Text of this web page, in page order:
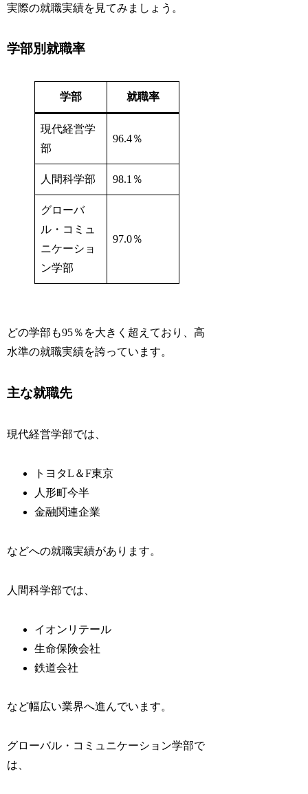
実際の就職実績を見てみましょう。
学部別就職率
学部 就職率
現代経営学
部
96.4％
人間科学部 98.1％
グローバ
ル・コミュ
ニケーショ
ン学部
97.0％
どの学部も95％を大きく超えており、高
水準の就職実績を誇っています。
主な就職先
現代経営学部では、
トヨタL＆F東京
人形町今半
金融関連企業
などへの就職実績があります。
人間科学部では、
イオンリテール
生命保険会社
鉄道会社
など幅広い業界へ進んでいます。
グローバル・コミュニケーション学部で
は、